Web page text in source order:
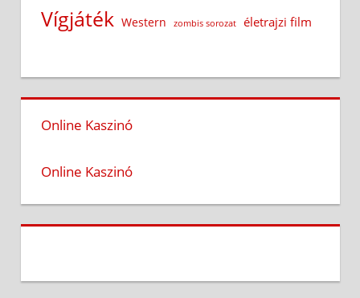
Vígjáték Western zombis sorozat életrajzi film
Online Kaszinó
Online Kaszinó